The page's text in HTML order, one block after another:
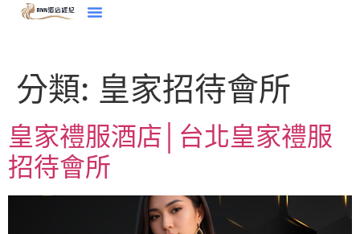
分類: 皇家招待會所
皇家禮服酒店│台北皇家禮服
招待會所